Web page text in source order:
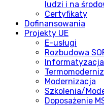
ludzi i na
Certyfikaty
Dofinansowania
Projekty UE
E-usługi
Rozbudowa
Informatyzacja
Modernizacja
Szkolenia/
Doposażenie